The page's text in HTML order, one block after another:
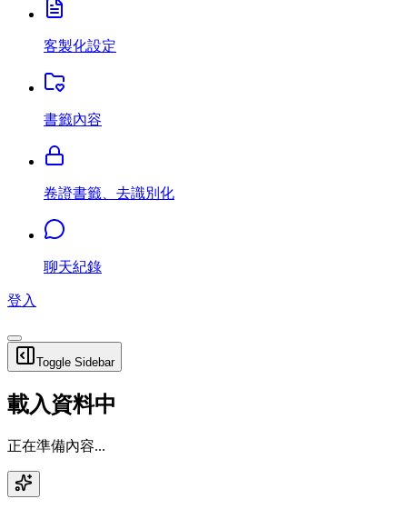
客製化設定
書籤內容
卷證書籤、去識別化
聊天紀錄
登入
Toggle Sidebar
載入資料中
正在準備內容...